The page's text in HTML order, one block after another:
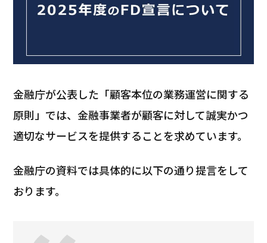
金融庁が公表した「顧客本位の業務運営に関する
原則」では、金融事業者が顧客に対して誠実かつ
適切なサービスを提供することを求めています。
金融庁の資料では具体的に以下の通り提言をして
おります。